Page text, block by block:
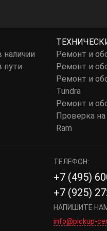
пути
Ремонт и
Ремонт и
Ремонт и
Tundra
Ремонт и
Проверка
Ram
ТЕЛЕФОН:
+7 (495)
+7 (925)
НАПИШИТЕ
info@pickup-